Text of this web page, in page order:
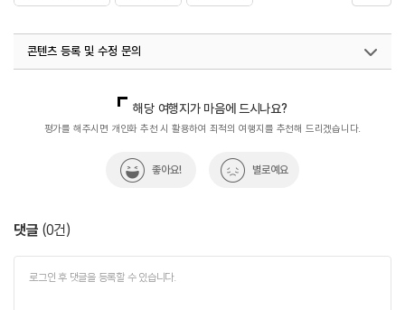
콘텐츠 등록 및 수정 문의
열린관광콘텐츠팀(열린관광-모두의여행)
033-738-3425
해당 여행지가 마음에 드시나요?
평가를 해주시면 개인화 추천 시 활용하여 최적의 여행지를 추천해 드리겠습니다.
좋아요! 별로예요
댓글 (0건)